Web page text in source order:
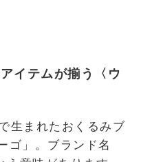
イテムが揃う〈ウ
生まれたおくるみブ
ゴ」。ブランド名